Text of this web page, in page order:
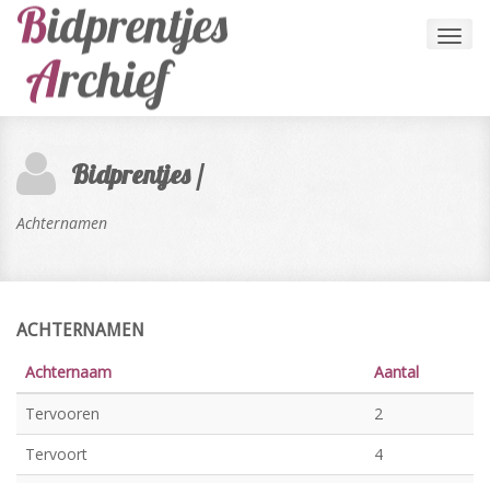
Bidprentjes /
Achternamen
ACHTERNAMEN
Achternaam
Aantal
Tervooren
2
Tervoort
4